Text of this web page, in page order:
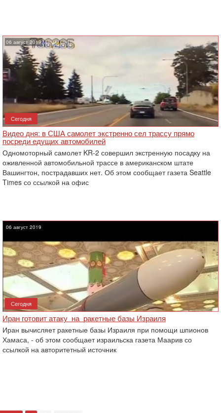
06 август 2019
Сегодня
Видео дня: в США самолет экстренно сел трассу прямо
посреди едущих автомобилей
Одномоторный самолет KR-2 совершил экстренную посадку на
оживленной автомобильной трассе в американском штате
Вашингтон, пострадавших нет. Об этом сообщает газета Seattle
Times со ссылкой на офис
06 август 2019
Сегодня
Иран готовит атаку на ракетные базы Израиля
Иран вычисляет ракетные базы Израиля при помощи шпионов
Хамаса, - об этом сообщает израильска газета Маарив со
ссылкой на авторитетный источник